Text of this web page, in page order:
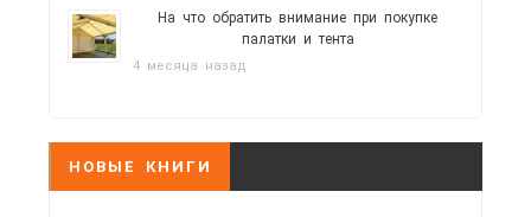
На что обратить внимание при покупке
палатки и тента
4 месяца назад
НОВЫЕ КНИГИ